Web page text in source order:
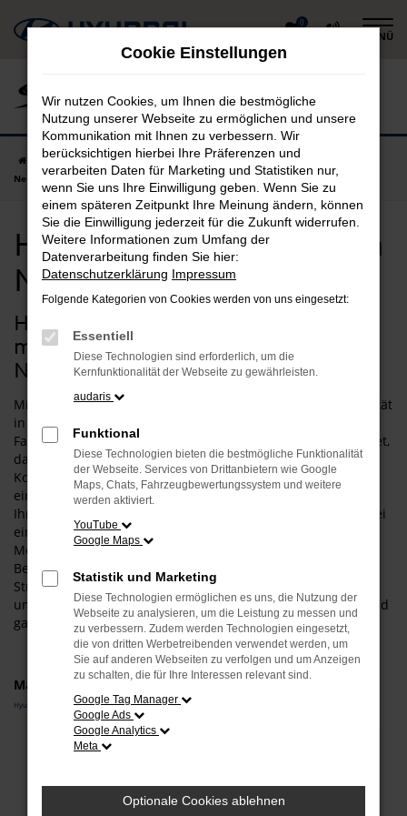
Zum
Hauptinhalt
0
MENÜ
Startseite Nürnberg Hyundai Hyundai i20
Hyundai i20
Neuwagen in Nürnberg günstig kaufen
Hyundai i20 Neuwagen in
Nürnberg günstig kaufen
Hyundai i20 Neuwagen –
maßgeschneiderte Qualität für
Nürnberg
Mit einem Hyundai i20 Neuwagen gehen Sie für Ihre Mobilität
in Nürnberg auf Nummer sicher und steigen in exakt das
Fahrzeug, das Ihnen zusagt. Was das bedeutet? Ganz konkret,
dass wir Sie umfangreich beraten und zudem einen
Konfigurator anbieten. Entsprechend wählen Sie wie aus
einer „Speisekarte“ all die Extras und Ausstattung, die zu
Ihnen und zu Nürnberg passt. Darüber hinaus haben Sie bei
einem Hyundai i20 Neuwagen auch die Möglichkeit, die
Motorisierung und die Lackfarbe individuell festzulegen.
Bevor Sie in Ihr persönliches Modell steigen und auf den
Straßen von Nürnberg durchstarten, beraten wir Sie
umfangreich und stellen sicher, dass Ihre Wahl auch voll und
ganz zu Ihrem Fahrprofil passt.
Marken
Hyundai
Fehler: Network Error
Beim Laden ist ein Fehler aufgetreten.
Hier sind ein paar Tipps, die dir helfen können:
Cookie Einstellungen
Wir nutzen Cookies, um Ihnen die bestmögliche
Nutzung unserer Webseite zu ermöglichen und unsere
Kommunikation mit Ihnen zu verbessern. Wir
berücksichtigen hierbei Ihre Präferenzen und
verarbeiten Daten für Marketing und Statistiken nur,
wenn Sie uns Ihre Einwilligung geben. Wenn Sie zu
einem späteren Zeitpunkt Ihre Meinung ändern, können
Sie die Einwilligung jederzeit für die Zukunft widerrufen.
Weitere Informationen zum Umfang der
Datenverarbeitung finden Sie hier:
Datenschutzerklärung Impressum
Folgende Kategorien von Cookies werden von uns eingesetzt:
Essentiell
Diese Technologien sind erforderlich, um die
Kernfunktionalität der Webseite zu gewährleisten.
audaris
Funktional
Diese Technologien bieten die bestmögliche Funktionalität
der Webseite. Services von Drittanbietern wie Google
Maps, Chats, Fahrzeugbewertungssystem und weitere
werden aktiviert.
YouTube
Google Maps
Statistik und Marketing
Diese Technologien ermöglichen es uns, die Nutzung der
Webseite zu analysieren, um die Leistung zu messen und
zu verbessern. Zudem werden Technologien eingesetzt,
die von dritten Werbetreibenden verwendet werden, um
Sie auf anderen Webseiten zu verfolgen und um Anzeigen
zu schalten, die für Ihre Interessen relevant sind.
Google Tag Manager
Google Ads
Google Analytics
Meta
Optionale Cookies ablehnen